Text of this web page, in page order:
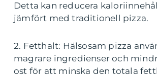
Detta kan reducera
jämfört med traditionell pizza.
2. Fetthalt: Hälsosam pizza
magrare ingredienser och
ost för att minska den totala